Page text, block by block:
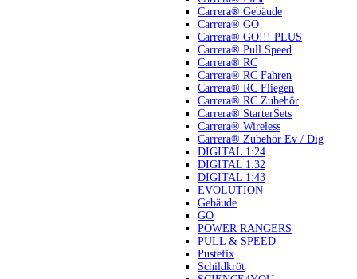
Carrera® Gebäude
Carrera® GO
Carrera® GO!!! PLUS
Carrera® Pull Speed
Carrera® RC
Carrera® RC Fahren
Carrera® RC Fliegen
Carrera® RC Zubehör
Carrera® StarterSets
Carrera® Wireless
Carrera® Zubehör Ev / Dig
DIGITAL 1:24
DIGITAL 1:32
DIGITAL 1:43
EVOLUTION
Gebäude
GO
POWER RANGERS
PULL & SPEED
Pustefix
Schildkröt